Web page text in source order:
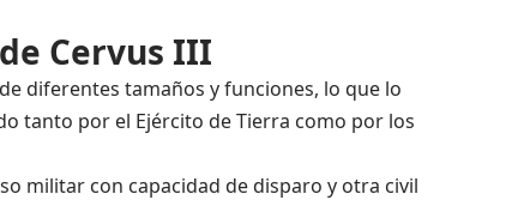
Cervus III
diferentes tamaños y funciones, lo que lo
tanto por el Ejército de Tierra como por los
militar con capacidad de disparo y otra civil